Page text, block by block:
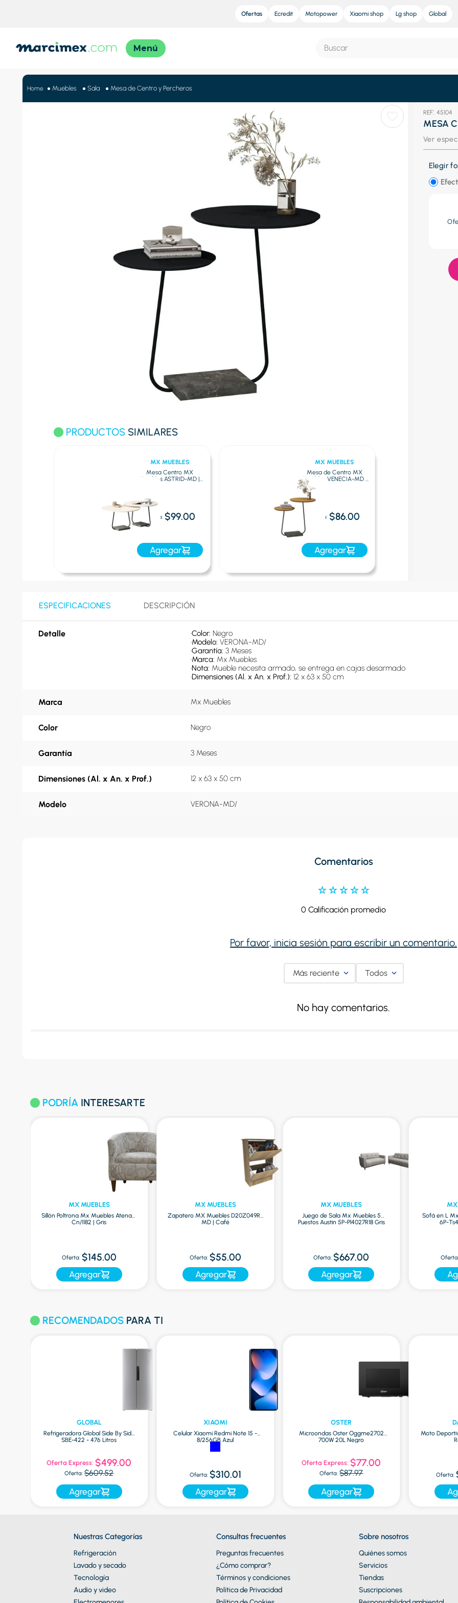
Ofertas Ecredit Motopower Xiaomi shop Lg shop Global
Muebles Sala Mesa de Centro y Percheros
PRODUCTOS SIMILARES
MX MUEBLES
Mesa Centro MX
Muebles ASTRID-MD |
Oferta: $99.00
Agregar
MX MUEBLES
Mesa de Centro MX
Muebles VENECIA-MD |
Oferta:$86.00
Agregar
: 45104
MESA
Ver
Elegir
ESPECIFICACIONES DESCRIPCIÓN
Detalle •Color: Negro
•Modelo: VERONA-MD/
•Garantía: 3 Meses
•Marca: Mx Muebles
•Nota: Mueble necesita armado, se entrega en cajas desarmado
•Dimensiones (Al. x An. x Prof.): 12 x 63 x 50 cm
Marca Mx Muebles
Color Negro
Garantía 3 Meses
Dimensiones (Al. x An. x Prof.) 12 x 63 x 50 cm
Modelo VERONA-MD/
Comentarios
☆☆☆☆☆
0 Calificación promedio
Por favor, inicia sesión para escribir un comentario.
Más reciente Todos
No hay comentarios.
PODRÍA INTERESARTE
MX MUEBLES
Sillón Poltrona Mx Muebles Atenas-
Cn/1182 | Gris
Oferta: $145.00
Agregar
MX MUEBLES
Zapatero MX Muebles D20Z049R-
MD | Café
Oferta: $55.00
Agregar
MX MUEBLES
Juego de Sala Mx Muebles 5
Puestos Austin 5P-Pl4027R18 Gris
Oferta: $667.00
Agregar
MX
Sofá en L
6P-
RECOMENDADOS PARA TI
GLOBAL
Refrigeradora Global Side By Side
SBE-422 - 476 Litros
Oferta Express: $499.00
Oferta: $609.52
Agregar
XIAOMI
Celular Xiaomi Redmi Note 15 -
8/256GB Azul
Oferta: $310.01
Agregar
OSTER
Microondas Oster Oggme2702
700W 20L Negro
Oferta Express: $77.00
Oferta: $87.97
Agregar
Moto
Oferta:
Nuestras Categorías
Refrigeración
Lavado y secado
Tecnología
Audio y video
Consultas frecuentes
Preguntas frecuentes
¿Cómo comprar?
Términos y condiciones
Política de Privacidad
Sobre nosotros
Quiénes somos
Servicios
Tiendas
Suscripciones
2.
moto
lavadora
england sound pro
england sound
8.
celulares
cocina
10.